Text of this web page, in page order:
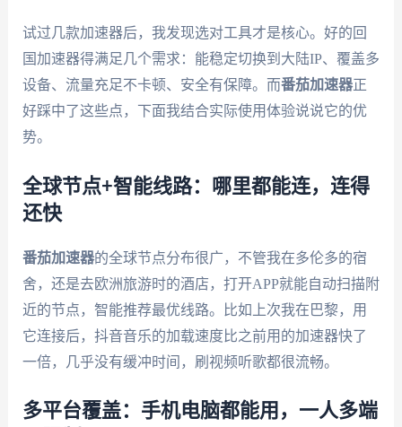
试过几款加速器后，我发现选对工具才是核心。好的回
国加速器得满足几个需求：能稳定切换到大陆IP、覆盖多
设备、流量充足不卡顿、安全有保障。而番茄加速器正
好踩中了这些点，下面我结合实际使用体验说说它的优
势。
全球节点+智能线路：哪里都能连，连得
还快
番茄加速器的全球节点分布很广，不管我在多伦多的宿
舍，还是去欧洲旅游时的酒店，打开APP就能自动扫描附
近的节点，智能推荐最优线路。比如上次我在巴黎，用
它连接后，抖音音乐的加载速度比之前用的加速器快了
一倍，几乎没有缓冲时间，刷视频听歌都很流畅。
多平台覆盖：手机电脑都能用，一人多端